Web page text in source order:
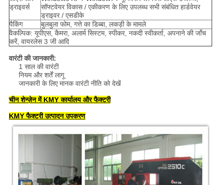
ड्राइवर्स
सॉफ्टवेयर विकास / एकीकरण के लिए उपलब्ध सभी संबंधित हार्डवेयर
ड्राइवर / एसडीके
पैकिंग
बुलबुला फोम, गत्ते का डिब्बा, लकड़ी के मामले
वैकल्पिक: यूपीएस, कैमरा, अलार्म सिस्टम, स्पीकर, नकदी स्वीकर्ता, अपनाने की जाँच
करें, वायरलेस 3 जी आदि
वारंटी की जानकारी:
1 साल की वारंटी
नियम और शर्तें लागू
जानकारी के लिए मानक वारंटी नीति को देखें
चीन शेन्ज़ेन में KMY कार्यालय और फैक्टरी
KMY फैक्टरी उत्पादन उपकरण